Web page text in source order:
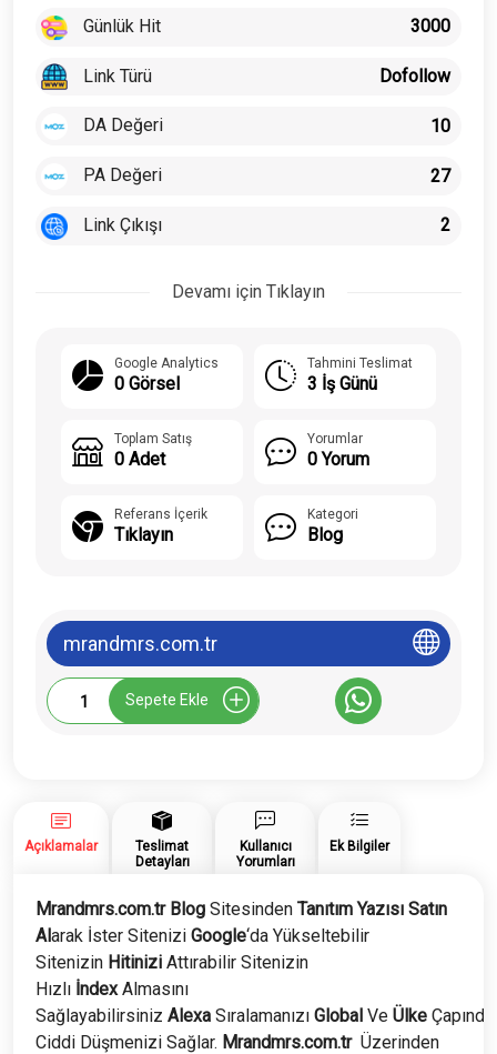
Günlük Hit 3000
Link Türü Dofollow
DA Değeri 10
PA Değeri 27
Link Çıkışı 2
Devamı için Tıklayın
Google Analytics
0 Görsel
Tahmini Teslimat
3 İş Günü
Toplam Satış
0 Adet
Yorumlar
0 Yorum
Referans İçerik
Tıklayın
Kategori
Blog
mrandmrs.com.tr
Mrandmrs.com.tr
Tanıtım
Sepete Ekle
Açıklamalar
Teslimat
Detayları
Kullanıcı
Yorumları
Ek Bilgiler
Mrandmrs.com.tr Blog Sitesinden Tanıtım Yazısı Satın
Alarak İster Sitenizi Google‘da Yükseltebilir
Sitenizin Hitinizi Attırabilir Sitenizin
Hızlı İndexAlmasını
Sağlayabilirsiniz Alexa Sıralamanızı Global Ve Ülke Çapında
Ciddi Düşmenizi Sağlar. Mrandmrs.com.tr Üzerinden